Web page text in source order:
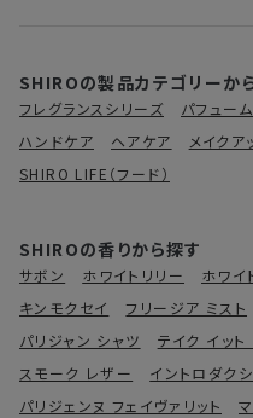
SHIROの製品カテゴリーか
フレグランスシリーズ パフュー
ハンドケア
ヘアケア メイクア
SHIRO LIFE（フード）
SHIROの香りから探す
サボン ホワイトリリー ホワイ
キンモクセイ
フリージア ミスト
パリジャン シャツ
テイク イッ
スモーク レザー
イントロダクシ
パリジェンヌ フェイヴァリット